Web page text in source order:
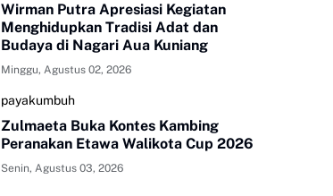
Wirman Putra Apresiasi Kegiatan
Menghidupkan Tradisi Adat dan
Budaya di Nagari Aua Kuniang
Minggu, Agustus 02, 2026
payakumbuh
Zulmaeta Buka Kontes Kambing
Peranakan Etawa Walikota Cup 2026
Senin, Agustus 03, 2026